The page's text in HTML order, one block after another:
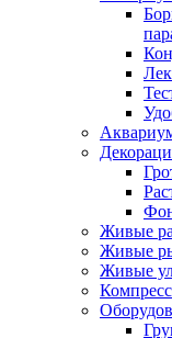
Живые
Живые
Живые